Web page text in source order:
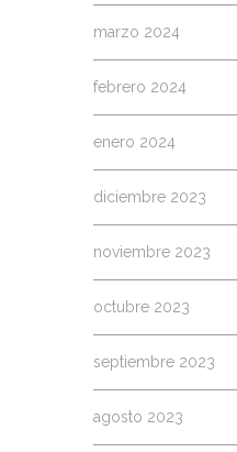
marzo 2024
febrero 2024
enero 2024
diciembre 2023
noviembre 2023
octubre 2023
septiembre 2023
agosto 2023